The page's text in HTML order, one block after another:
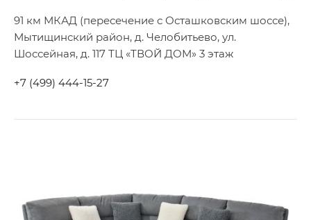
91 км МКАД (пересечение с Осташковским шоссе),
Мытищинский район, д. Челобитьево, ул.
Шоссейная, д. 117 ТЦ «ТВОЙ ДОМ» 3 этаж
+7 (499) 444-15-27